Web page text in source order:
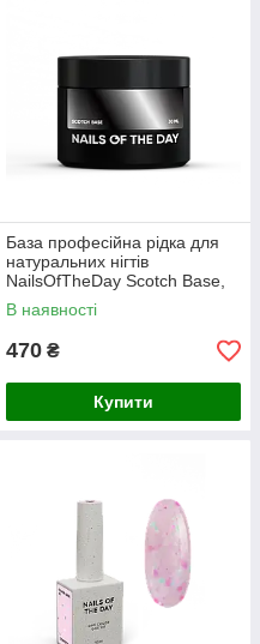
База професійна рідка для
натуральних нігтів
NailsOfTheDay Scotch Base,
30 мл
В наявності
470 ₴
Купити